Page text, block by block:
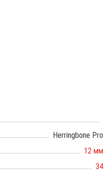
Herringbone Pro
12 мм
34